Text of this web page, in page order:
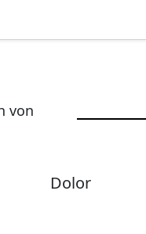
von
Dolor